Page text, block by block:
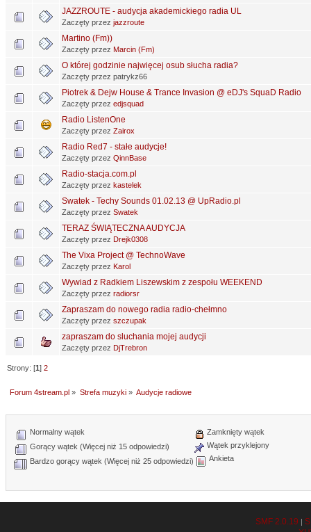
JAZZROUTE - audycja akademickiego radia UL
Zaczęty przez jazzroute
Martino (Fm))
Zaczęty przez Marcin (Fm)
O której godzinie najwięcej osub słucha radia?
Zaczęty przez patrykz66
Piotrek & Dejw House & Trance Invasion @ eDJ's SquaD Radio
Zaczęty przez edjsquad
Radio ListenOne
Zaczęty przez Zairox
Radio Red7 - stałe audycje!
Zaczęty przez QinnBase
Radio-stacja.com.pl
Zaczęty przez kastelek
Swatek - Techy Sounds 01.02.13 @ UpRadio.pl
Zaczęty przez Swatek
TERAZ ŚWIĄTECZNA AUDYCJA
Zaczęty przez Drejk0308
The Vixa Project @ TechnoWave
Zaczęty przez Karol
Wywiad z Radkiem Liszewskim z zespołu WEEKEND
Zaczęty przez radiorsr
Zapraszam do nowego radia radio-chełmno
Zaczęty przez szczupak
zapraszam do sluchania mojej audycji
Zaczęty przez DjTrebron
Strony: [1]2
Forum 4stream.pl » Strefa muzyki» Audycje radiowe
Normalny wątek
Gorący wątek (Więcej niż 15 odpowiedzi)
Bardzo gorący wątek (Więcej niż 25 odpowiedzi)
Zamknięty wątek
Wątek przyklejony
Ankieta
SMF 2.0.19 |